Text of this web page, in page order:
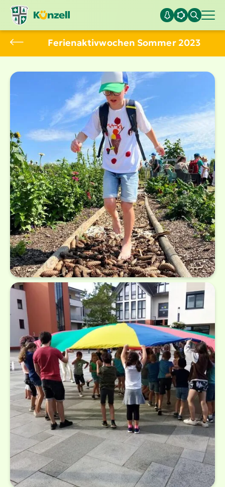
Ferien­ak­tiv­wochen Sommer 2023